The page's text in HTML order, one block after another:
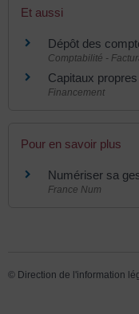
Et aussi
Dépôt des
Comptabilité -
Capitaux
Financement
Pour en savoir plus
Numériser sa
France Num
© Direction de l'information